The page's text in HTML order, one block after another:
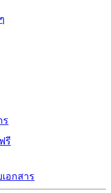
ร
รี
เอกสาร